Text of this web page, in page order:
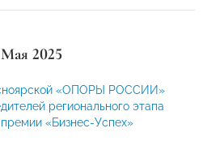
2025
«ОПОРЫ РОССИИ»
регионального этапа
«Бизнес-Успех»